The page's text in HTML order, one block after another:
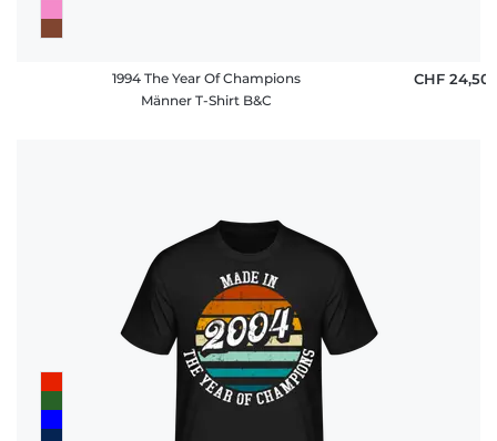
1994 The Year Of Champions
Männer T-Shirt B&C
CHF 24,50